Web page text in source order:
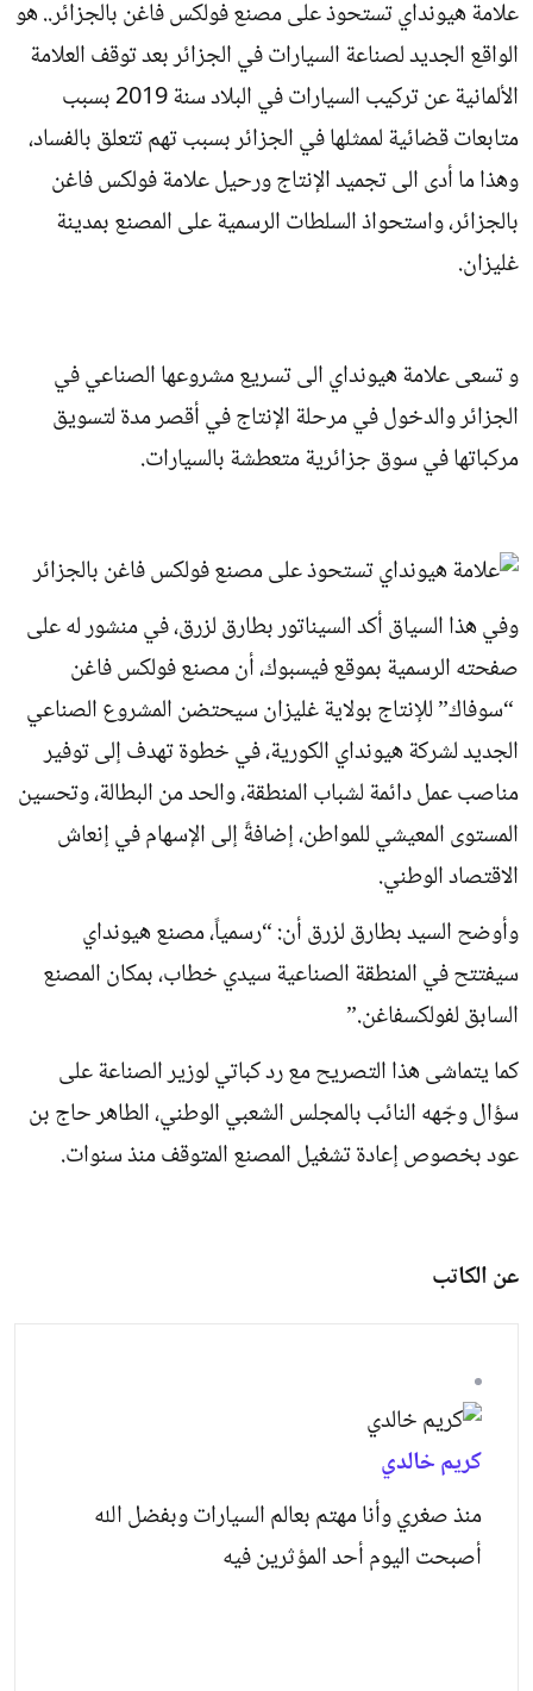
علامة هيونداي تستحوذ على مصنع فولكس فاغن بالجزائر.. هو
الواقع الجديد لصناعة السيارات في الجزائر بعد توقف العلامة
الألمانية عن تركيب السيارات في البلاد سنة 2019 بسبب
متابعات قضائية لممثلها في الجزائر بسبب تهم تتعلق بالفساد،
وهذا ما أدى الى تجميد الإنتاج ورحيل علامة فولكس فاغن
بالجزائر، واستحواذ السلطات الرسمية على المصنع بمدينة
غليزان.
و تسعى علامة هيونداي الى تسريع مشروعها الصناعي في
الجزائر والدخول في مرحلة الإنتاج في أقصر مدة لتسويق
مركباتها في سوق جزائرية متعطشة بالسيارات.
وفي هذا السياق أكد السيناتور بطارق لزرق، في منشور له على
صفحته الرسمية بموقع فيسبوك، أن مصنع فولكس فاغن
“سوفاك” للإنتاج بولاية غليزان سيحتضن المشروع الصناعي
الجديد لشركة هيونداي الكورية، في خطوة تهدف إلى توفير
مناصب عمل دائمة لشباب المنطقة، والحد من البطالة، وتحسين
المستوى المعيشي للمواطن، إضافةً إلى الإسهام في إنعاش
الاقتصاد الوطني.
وأوضح السيد بطارق لزرق أن: “رسمياً، مصنع هيونداي
سيفتتح في المنطقة الصناعية سيدي خطاب، بمكان المصنع
السابق لفولكسفاغن.”
كما يتماشى هذا التصريح مع رد كباتي لوزير الصناعة على
سؤال وجّهه النائب بالمجلس الشعبي الوطني، الطاهر حاج بن
عود بخصوص إعادة تشغيل المصنع المتوقف منذ سنوات.
عن الكاتب
كريم خالدي
منذ صغري وأنا مهتم بعالم السيارات وبفضل الله
أصبحت اليوم أحد المؤثرين فيه